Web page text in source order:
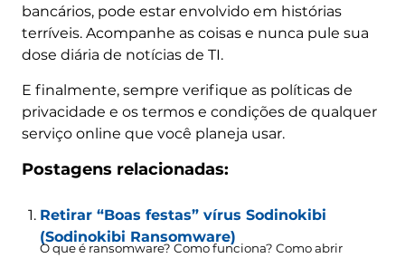
bancários, pode estar envolvido em histórias
terríveis. Acompanhe as coisas e nunca pule sua
dose diária de notícias de TI.
E finalmente, sempre verifique as políticas de
privacidade e os termos e condições de qualquer
serviço online que você planeja usar.
Postagens relacionadas:
Retirar “Boas festas” vírus Sodinokibi
(Sodinokibi Ransomware)
O que é ransomware? Como funciona? Como abrir